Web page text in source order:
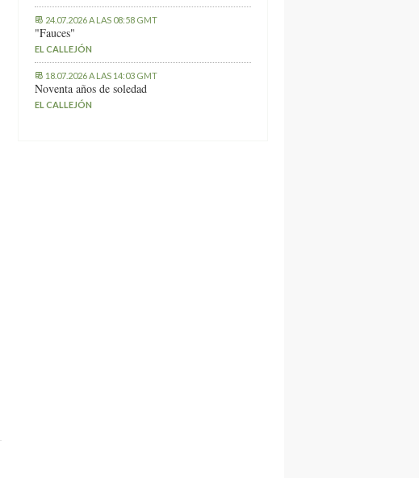
24.07.2026 A LAS 08:58 GMT
"Fauces"
EL CALLEJÓN
18.07.2026 A LAS 14:03 GMT
Noventa años de soledad
EL CALLEJÓN